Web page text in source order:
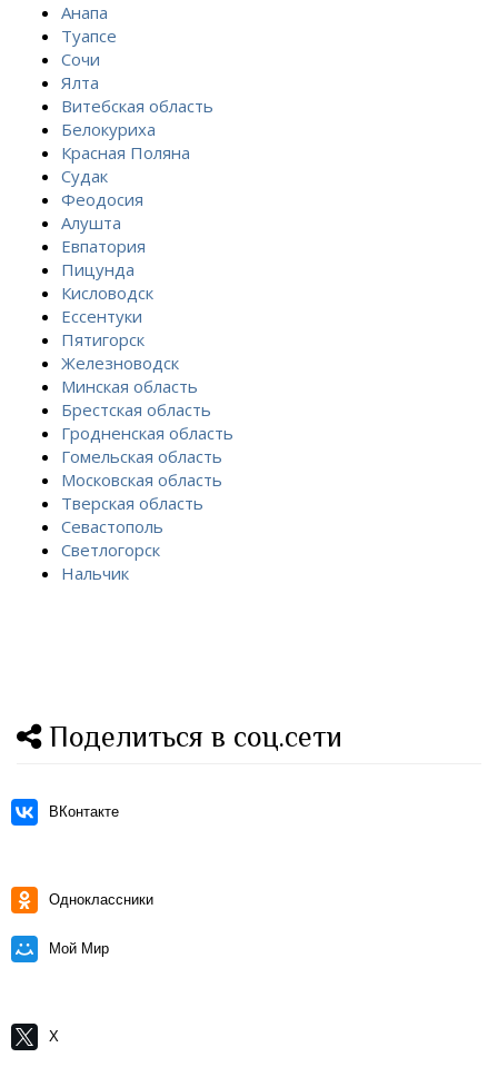
Анапа
Туапсе
Сочи
Ялта
Витебская область
Белокуриха
Красная Поляна
Судак
Феодосия
Алушта
Евпатория
Пицунда
Кисловодск
Ессентуки
Пятигорск
Железноводск
Минская область
Брестская область
Гродненская область
Гомельская область
Московская область
Тверская область
Севастополь
Светлогорск
Нальчик
Поделиться в соц.сети
ВКонтакте
Одноклассники
Мой Мир
X